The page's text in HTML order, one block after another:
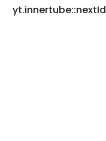
yt.innertube::nextId